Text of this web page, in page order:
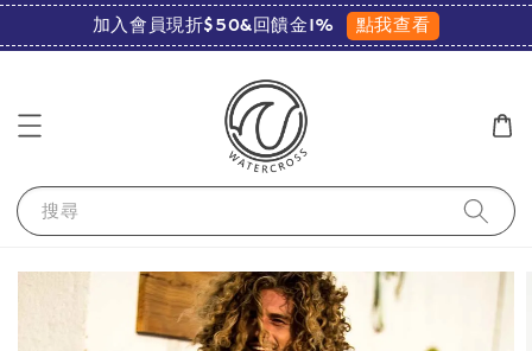
加入會員現折$50&回饋金1% 點我查看
搜尋